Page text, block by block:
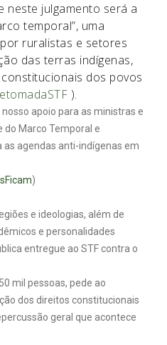
neste julgamento será a
temporal”, uma
ruralistas e setores
das terras indígenas,
dos povos
).
apoio para as ministras e
do Marco Temporal e
agendas anti-indígenas em
)
e ideologias, além de
e personalidades
entregue ao STF contra o
mil pessoas, pede ao
dos direitos constitucionais
geral que acontece